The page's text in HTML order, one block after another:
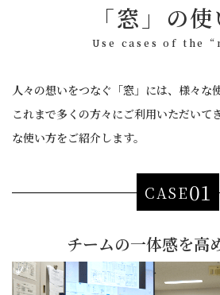
「窓」の
Use cases of the
人々の想いをつなぐ「窓」には、様々な
これまで多くの方々にご利用いただいて
な使い方をご紹介します。
CASE01
チームの一体感を高